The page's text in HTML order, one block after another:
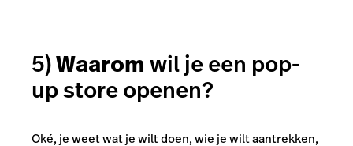
5)Waarom wil je een pop-
up store openen?
Oké, je weet wat je wilt doen, wie je wilt aantrekken,